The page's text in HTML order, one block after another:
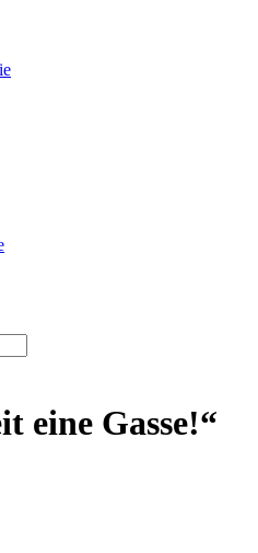
eine Gasse!“